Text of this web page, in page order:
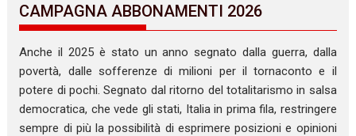
CAMPAGNA ABBONAMENTI 2026
Anche il 2025 è stato un anno segnato dalla guerra, dalla
povertà, dalle sofferenze di milioni per il tornaconto e il
potere di pochi. Segnato dal ritorno del totalitarismo in salsa
democratica, che vede gli stati, Italia in prima fila, restringere
sempre di più la possibilità di esprimere posizioni e opinioni